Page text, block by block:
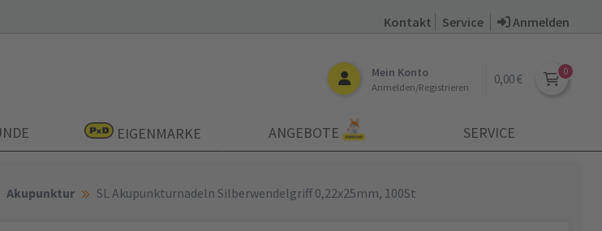
Kontakt Service Anmelden
Mein Konto
Anmelden/Registrieren
0,00 €
EIGENMARKE ANGEBOTE SERVICE
Akupunktur SL Akupunkturnadeln Silberwendelgriff 0,22x25mm, 100St